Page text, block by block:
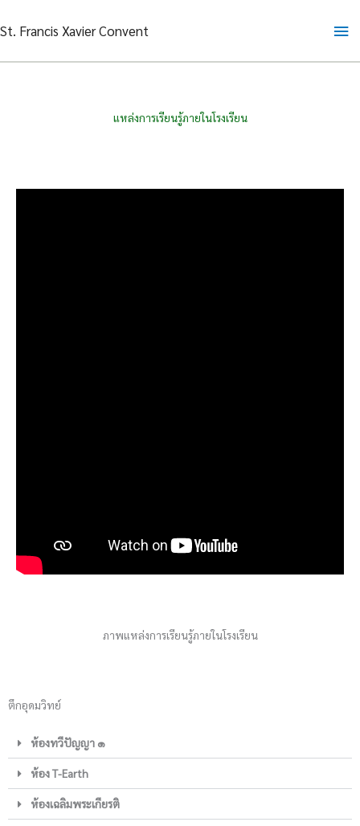
to
St. Francis Xavier Convent
แหล่งการเรียนรู้ภายในโรงเรียน
ภาพแหล่งการเรียนรู้ภายในโรงเรียน
ตึกอุดมวิทย์
ห้องทวีปัญญา ๑
ห้อง T-Earth
ห้องเฉลิมพระเกียรติ